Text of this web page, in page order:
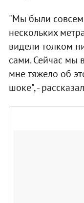
"Мы были
нескольких
видели толком
сами. Сейчас мы
мне тяжело об
шоке", -